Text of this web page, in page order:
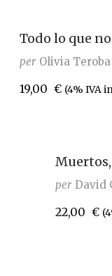
Todo lo que
per Olivia Teroba
19,00 € (4% IVA
per David
22,00 €